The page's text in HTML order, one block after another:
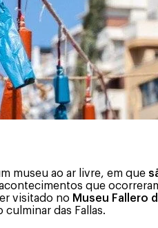
museu ao ar livre, em que
que
visitado no Museu Fallero
culminar das Fallas.